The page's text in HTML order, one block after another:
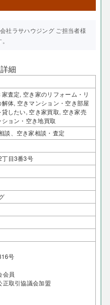
社ラサハウジング ご担当者様
細
査定, 空き家のリフォーム・リ
体, 空きマンション・空き部屋
したい, 空き家買取, 空き家売
ョン・空き地買取
談、空き家相談・査定
丁目3番3号
号
会員
正取引協議会加盟